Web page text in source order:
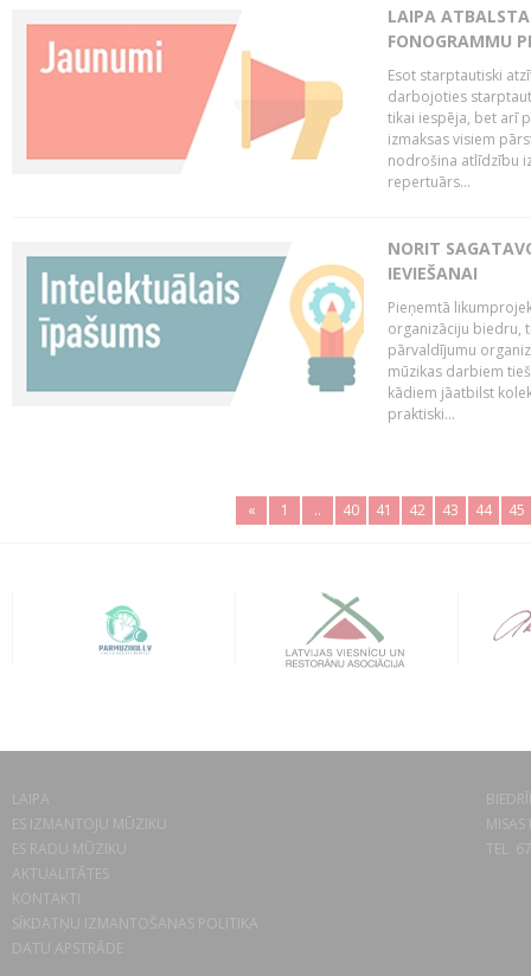
LAIPA
FONOGRAMMU
Esot starptautiski
darbojoties
tikai iespēja, bet arī
izmaksas visiem
nodrošina atlīdzību
repertuārs...
NORIT
IEVIEŠANAI
Pieņemtā
organizāciju biedru,
pārvaldījumu
mūzikas darbiem
kādiem jāatbilst
praktiski...
« 1 .. 40 41 42 43 44 45
LAIPA
ES IZMANTOJU MŪZIKU
ES RADU MŪZIKU
AKTUALITĀTES
KONTAKTI
SĪKDATŅU IZMANTOŠANAS POLITIKA
DATU APSTRĀDE
TEL.